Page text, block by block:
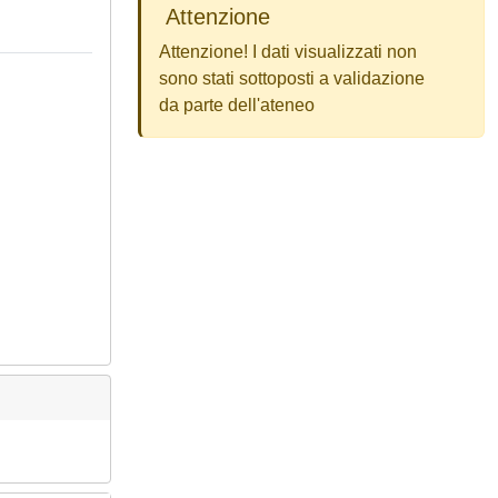
Attenzione
Attenzione! I dati visualizzati non
sono stati sottoposti a validazione
da parte dell'ateneo